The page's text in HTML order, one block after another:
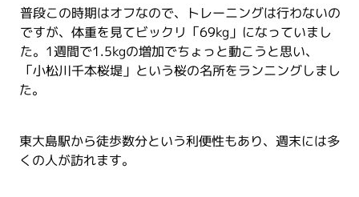
普段この時期はオフなので、トレーニングは行わないの
ですが、体重を見てビックリ「69kg」になっていまし
た。1週間で1.5kgの増加でちょっと動こうと思い、
「小松川千本桜堤」という桜の名所をランニングしまし
た。
東大島駅から徒歩数分という利便性もあり、週末には多
くの人が訪れます。